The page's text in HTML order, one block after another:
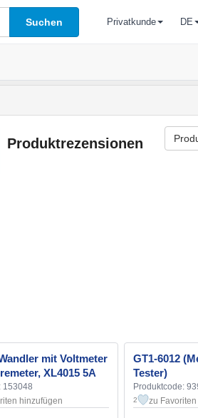
Suchen Privatkunde DE
Produktrezensionen
mit Voltmeter
XL4015 5A
153048
hinzufügen
GT1-6012
Tester)
Produktcode:
2 zu